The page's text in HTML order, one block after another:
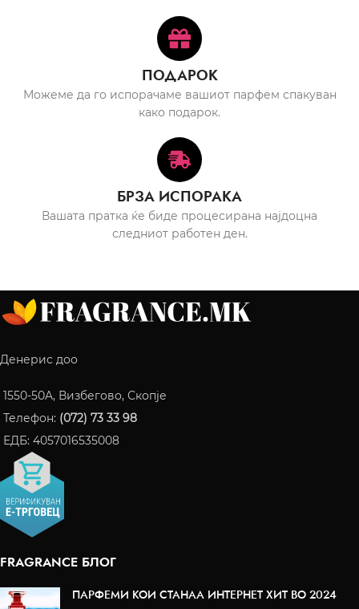
ПОДАРОК
Можеме да го испорачаме вашиот парфем спакуван
како подарок.
БРЗА ИСПОРАКА
Вашата пратка ќе биде процесирана најдоцна
следниот работен ден.
Денерис доо
1550-50A, Визбегово, Скопје
Телефон: (072) 73 33 98
ЕДБ: 4057016535008
FRAGRANCE БЛОГ
ПАРФЕМИ КОИ СТАНАА ИНТЕРНЕТ ХИТ ВО 2024